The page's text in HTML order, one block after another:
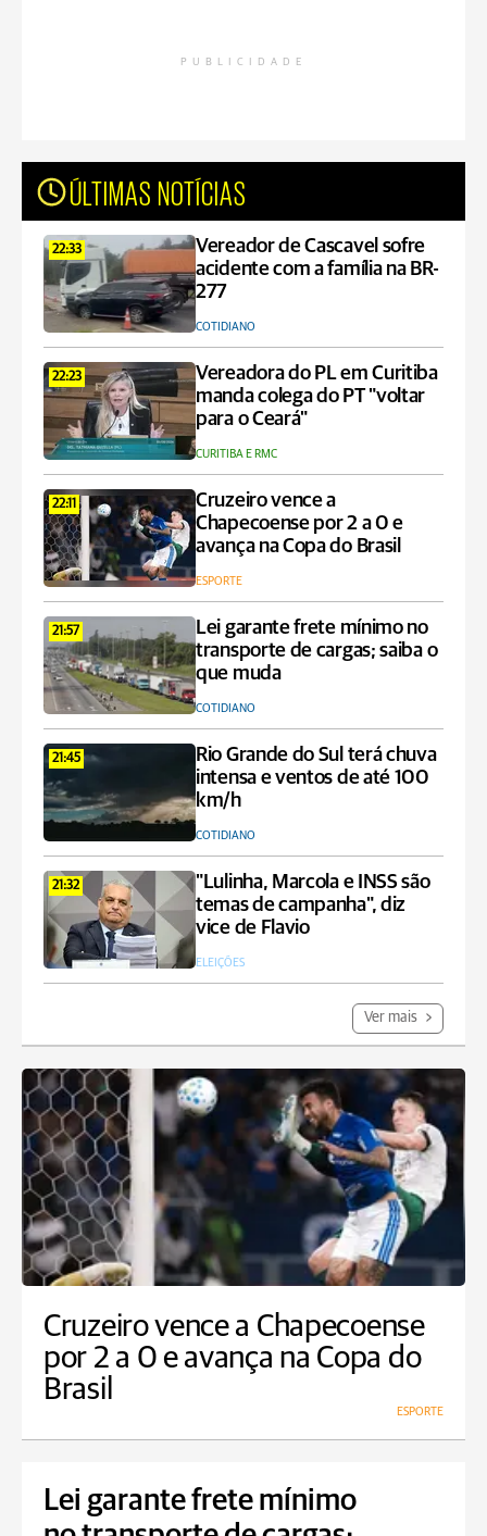
PUBLICIDADE
ÚLTIMAS NOTÍCIAS
22:33
Vereador de Cascavel sofre
acidente com a família na BR-
277
COTIDIANO
22:23
Vereadora do PL em Curitiba
manda colega do PT "voltar
para o Ceará"
CURITIBA E RMC
22:11
Cruzeiro vence a
Chapecoense por 2 a 0 e
avança na Copa do Brasil
ESPORTE
21:57
Lei garante frete mínimo no
transporte de cargas; saiba o
que muda
COTIDIANO
21:45
Rio Grande do Sul terá chuva
intensa e ventos de até 100
km/h
COTIDIANO
21:32
"Lulinha, Marcola e INSS são
temas de campanha", diz
vice de Flavio
ELEIÇÕES
Ver mais
Cruzeiro vence a Chapecoense
por 2 a 0 e avança na Copa do
Brasil
ESPORTE
Lei garante frete mínimo